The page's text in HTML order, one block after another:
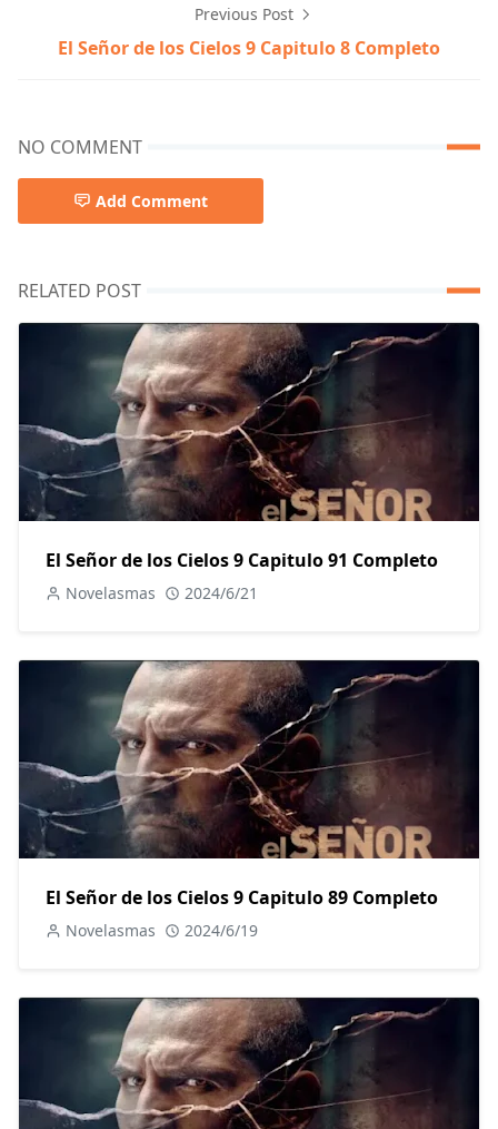
Previous Post
El Señor de los Cielos 9 Capitulo 8 Completo
NO COMMENT
Add Comment
RELATED POST
El Señor de los Cielos 9 Capitulo 91 Completo
Novelasmas 2024/6/21
El Señor de los Cielos 9 Capitulo 89 Completo
Novelasmas 2024/6/19